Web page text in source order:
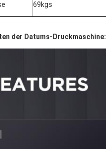
69kgs
der Datums-Druckmaschine: